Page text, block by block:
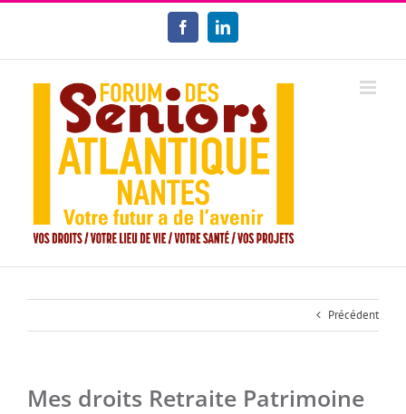
Passer
FacebookLinkedIn
Précédent
Mes droits Retraite Patrimoine